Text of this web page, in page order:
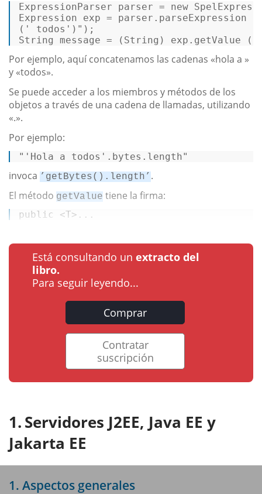
ExpressionParser parser = new
Expression exp = parser. parseExpression
(' todos')"
String
message = ( String ) exp. getValue
Por ejemplo, aquí concatenamos las cadenas «hola a »
y «todos».
Se puede acceder a los miembros y métodos de los
objetos a través de una cadena de llamadas, utilizando
«.».
Por ejemplo:
"'Hola a todos'.bytes.length"
invoca ’getBytes().length’ .
El método getValue tiene la firma:
public <T>...
Está consultando un extracto del
libro.
Para seguir leyendo...
Comprar
Contratar
suscripción
Servidores J2EE, Java EE y
Jakarta EE
1. Aspectos generales